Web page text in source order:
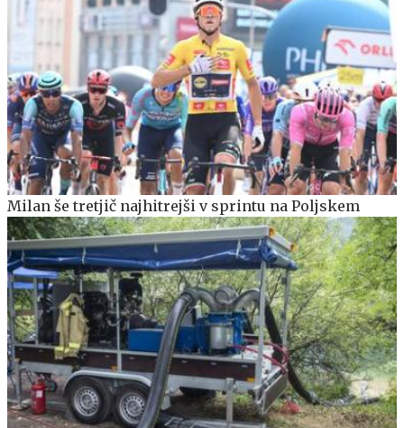
Milan še tretjič najhitrejši v sprintu na Poljskem